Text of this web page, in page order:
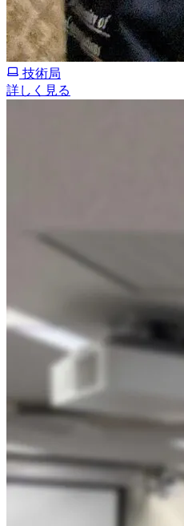
技術局
詳しく見る